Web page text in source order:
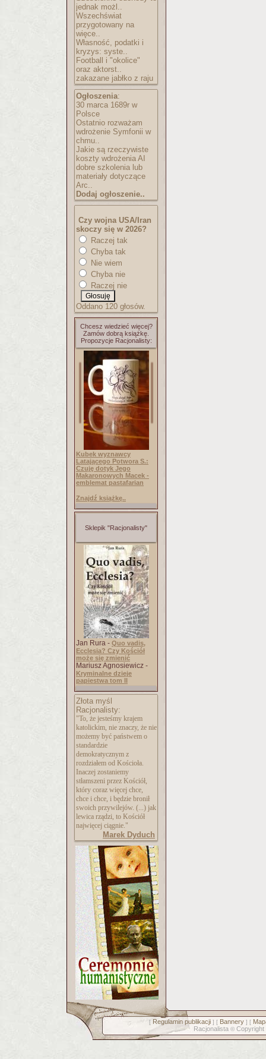
jednak możl..
Wszechświat
przygotowany na
więce..
Własność, podatki i
kryzys: syste..
Football i "okolice"
oraz aktorst..
zakazane jabłko z raju
Ogłoszenia:
30 marca 1689r w
Polsce
Ostatnio rozważam
wdrożenie Symfonii w
chmu..
Jakie są rzeczywiste
koszty wdrożenia AI
dobre szkolenia lub
materiały dotyczące
Arc..
Dodaj ogłoszenie..
Czy wojna USA/Iran
skoczy się w 2026?
Raczej tak
Chyba tak
Nie wiem
Chyba nie
Raczej nie
Oddano 120 głosów.
Chcesz wiedzieć więcej?
Zamów dobrą książkę.
Propozycje Racjonalisty:
Kubek wyznawcy
Latającego Potwora S.:
Czuję dotyk Jego
Makaronowych Macek -
emblemat pastafarian
Znajdź książkę..
Sklepik "Racjonalisty"
Jan Rura - Quo vadis,
Ecclesia? Czy Kościół
może się zmienić
Mariusz Agnosiewicz -
Kryminalne dzieje
papiestwa tom II
Złota myśl
Racjonalisty:
"To, że jesteśmy krajem
katolickim, nie znaczy, że nie
możemy być państwem o
standardzie
demokratycznym z
rozdziałem od Kościoła.
Inaczej zostaniemy
stłamszeni przez Kościół,
który coraz więcej chce,
chce i chce, i będzie bronił
swoich przywilejów. (...) jak
lewica rządzi, to Kościół
najwięcej ciągnie."
Marek Dyduch
[ Regulamin publikacji] [ Bannery] [
Racjonalista © Copyright